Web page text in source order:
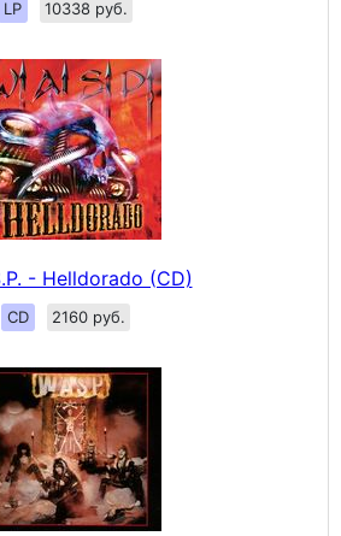
LP 10338 руб.
- Helldorado (CD)
CD 2160 руб.